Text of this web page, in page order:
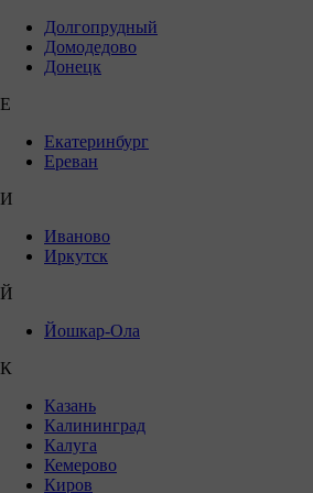
Долгопрудный
Домодедово
Донецк
Е
Екатеринбург
Ереван
И
Иваново
Иркутск
Й
Йошкар-Ола
К
Казань
Калининград
Калуга
Кемерово
Киров